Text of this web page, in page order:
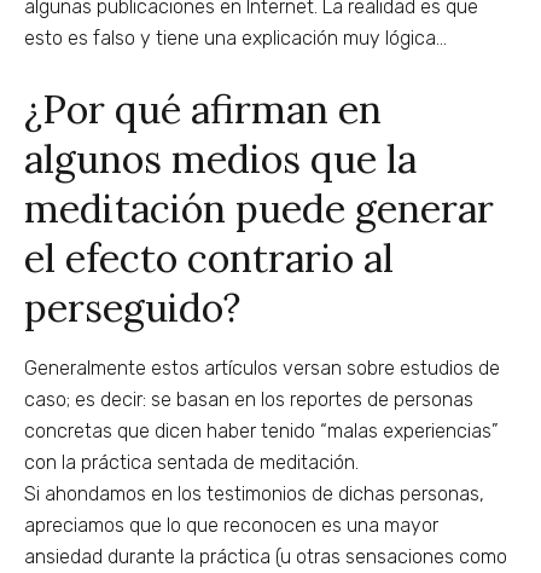
algunas publicaciones en Internet. La realidad es que
esto es falso y tiene una explicación muy lógica…
¿Por qué afirman en
algunos medios que la
meditación puede generar
el efecto contrario al
perseguido?
Generalmente estos artículos versan sobre estudios de
caso; es decir: se basan en los reportes de personas
concretas que dicen haber tenido “malas experiencias”
con la práctica sentada de meditación.
Si ahondamos en los testimonios de dichas personas,
apreciamos que lo que reconocen es una mayor
ansiedad durante la práctica (u otras sensaciones como